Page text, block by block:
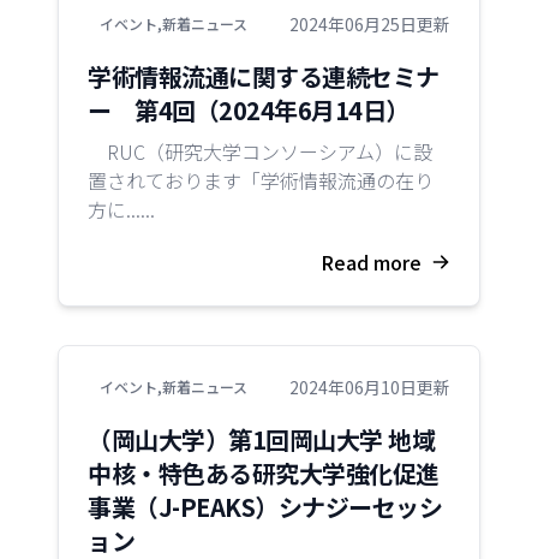
イベント,新着ニュース 2024年06月25日更新
学術情報流通に関する連続セミナ
ー 第4回（2024年6月14日）
RUC（研究大学コンソーシアム）に設
置されております「学術情報流通の在り
方に......
Read more
イベント,新着ニュース 2024年06月10日更新
（岡山大学）第1回岡山大学 地域
中核・特色ある研究大学強化促進
事業（J-PEAKS）シナジーセッシ
ョン